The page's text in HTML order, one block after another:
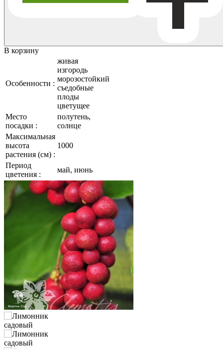
В корзину
Особенности :
живая
изгородь
морозостойкий
съедобные
плоды
цветущее
Место
посадки :
полутень,
солнце
Максимальная
высота
растения (см) :
1000
Период
цветения :
май, июнь